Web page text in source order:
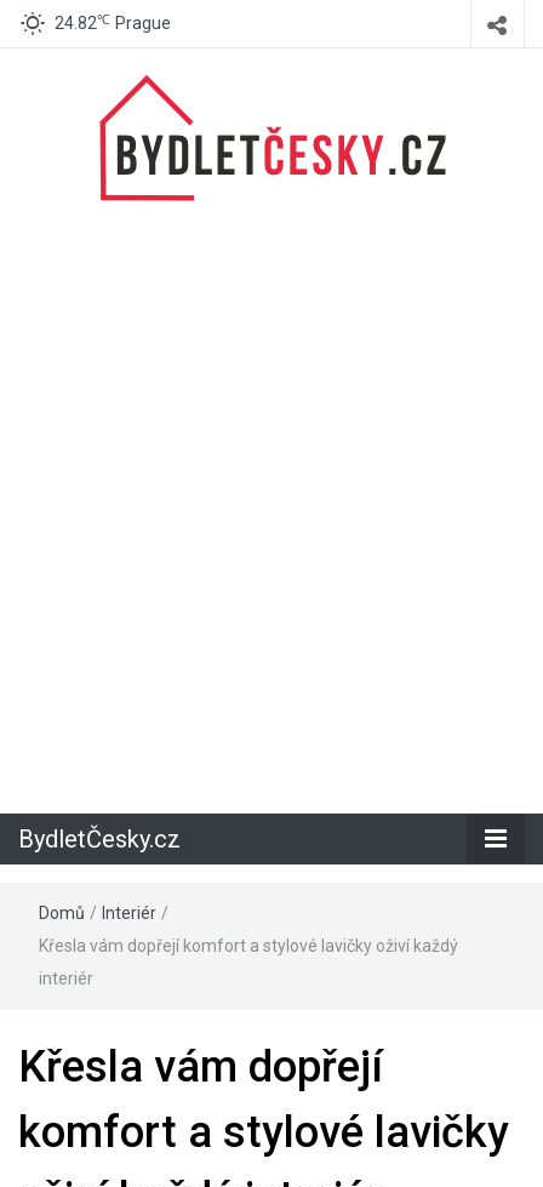
24.82℃ Prague
BydletČesky.cz
Domů / Interiér /
Křesla vám dopřejí komfort a stylové lavičky oživí každý
interiér
Křesla vám dopřejí
komfort a stylové lavičky